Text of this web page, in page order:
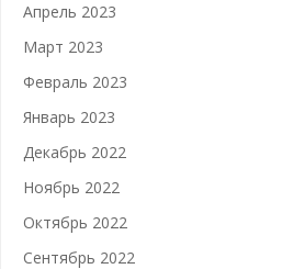
Апрель 2023
Март 2023
Февраль 2023
Январь 2023
Декабрь 2022
Ноябрь 2022
Октябрь 2022
Сентябрь 2022